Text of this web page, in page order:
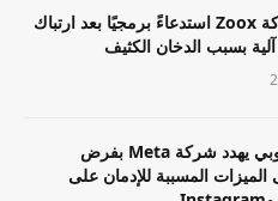
أصدرت شركة Zoox استدعاءً برمجيًا بعد ارتباك
بسبب الدخان الكثيف
الاتحاد الأوروبي يهدد شركة Meta بفرض
المسببة للإدمان على